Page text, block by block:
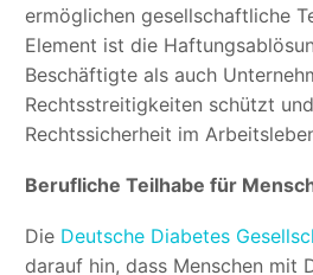
ermöglichen gesellschaftliche
Element ist die
Beschäftigte als auch
Rechtsstreitigkeiten schützt
Rechtssicherheit im
Berufliche Teilhabe für
Die Deutsche Diabetes
darauf hin, dass Menschen mit